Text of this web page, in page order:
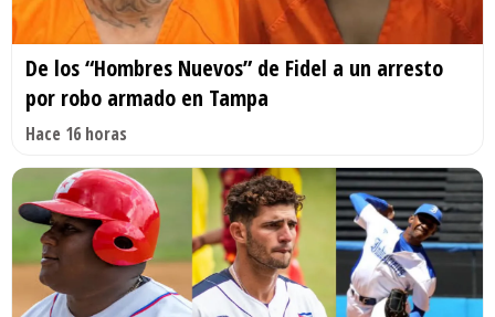
De los “Hombres Nuevos” de Fidel a un arresto
por robo armado en Tampa
Hace 16 horas